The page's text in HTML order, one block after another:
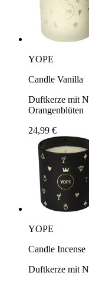
YOPE
Candle Vanilla
Duftkerze mit
Orangenblüten
24,99 €
YOPE
Candle Incense
Duftkerze mit